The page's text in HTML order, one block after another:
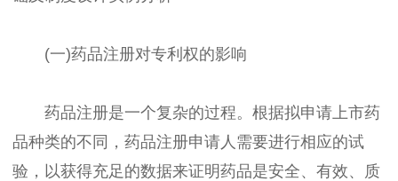
(一)药品注册对专利权的影响
药品注册是一个复杂的过程。根据拟申请上市药
品种类的不同，药品注册申请人需要进行相应的试
验，以获得充足的数据来证明药品是安全、有效、质